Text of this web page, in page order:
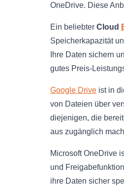
OneDrive. Diese
Ein beliebter Cloud
Speicherkapazität
Ihre Daten sichern
gutes Preis-
Google Drive ist in
von Dateien über
diejenigen, die
aus zugänglich
Microsoft OneDrive
und
ihre Daten sicher